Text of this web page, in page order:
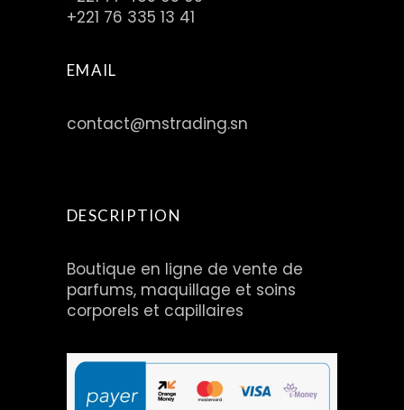
+221 76 335 13 41
EMAIL
contact@mstrading.sn
DESCRIPTION
Boutique en ligne de vente de
parfums, maquillage et soins
corporels et capillaires